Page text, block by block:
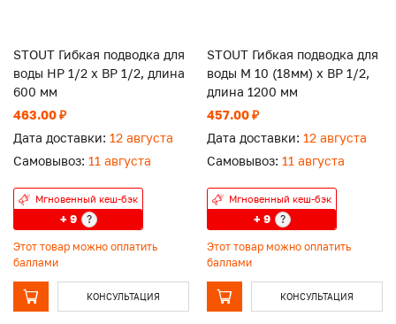
STOUT Гибкая подводка для
воды НР 1/2 х ВР 1/2, длина
600 мм
463.00 ₽
Дата доставки: 12 августа
Самовывоз: 11 августа
Мгновенный кеш-бэк
+ 9 ?
Этот товар можно оплатить
баллами
КОНСУЛЬТАЦИЯ
STOUT Гибкая подводка для
воды M 10 (18мм) х ВР 1/2,
длина 1200 мм
457.00 ₽
Дата доставки: 12 августа
Самовывоз: 11 августа
Мгновенный кеш-бэк
+ 9 ?
Этот товар можно оплатить
баллами
КОНСУЛЬТАЦИЯ